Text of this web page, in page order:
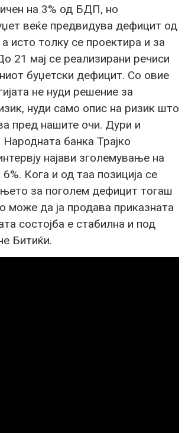
на 3% од БДП, но
веќе предвидува дефицит од
исто толку се проектира и за
21 мај се реализирани речиси
буџетски дефицит. Со овие
не нуди решение за
нуди само опис на ризик што
пред нашите очи. Дури и
Народната банка Трајко
најави зголемување на
Кога и од таа позиција се
за поголем дефицит тогаш
може да ја продава приказната
состојба е стабилна и под
Битиќи.